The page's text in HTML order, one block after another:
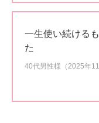
一生使い続ける
た
40代男性様（2025年11